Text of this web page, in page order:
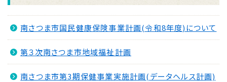
南さつま市国民健康保険事業計画(令和8年度)について
第３次南さつま市地域福祉計画
南さつま市第3期保健事業実施計画(データヘルス計画)